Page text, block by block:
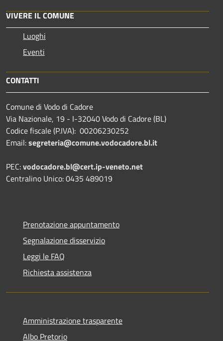
VIVERE IL COMUNE
Luoghi
Eventi
CONTATTI
Comune di Vodo di Cadore
Via Nazionale, 19 - I-32040 Vodo di Cadore (BL)
Codice fiscale (P.IVA): 00206230252
Email:segreteria@comune.vodocadore.bl.it
PEC:vodocadore.bl@cert.ip-veneto.net
Centralino Unico: 0435 489019
Prenotazione appuntamento
Segnalazione disservizio
Leggi le FAQ
Richiesta assistenza
Amministrazione trasparente
Albo Pretorio